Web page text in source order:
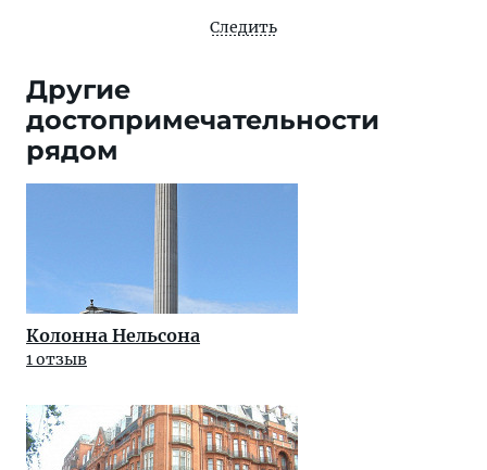
Следить
Другие
достопримечательности
рядом
Колонна Нельсона
1 отзыв